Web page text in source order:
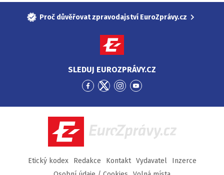
Proč důvěřovat zpravodajství EuroZprávy.cz
SLEDUJ EUROZPRÁVY.CZ
Přejít
Facebook
Přejít
Twitter
Přejít
Instagram
Přejít
YouTube
EuroZprávy.cz
Etický kodex Redakce Kontakt Vydavatel
Inzerce